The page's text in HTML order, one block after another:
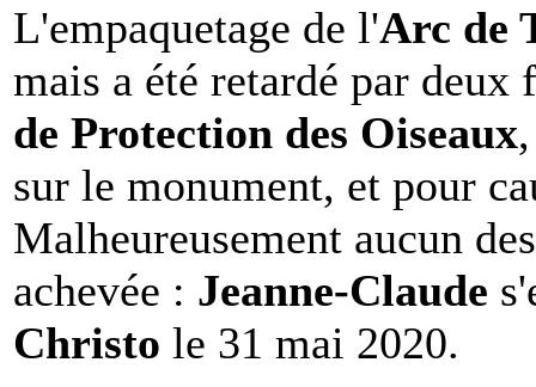
L'empaquetage de l'Arc de
mais a été retardé par
de Protection des Oiseaux
sur le monument, et pour
Malheureusement aucun
achevée : Jeanne-Claude
Christo le 31 mai 2020.